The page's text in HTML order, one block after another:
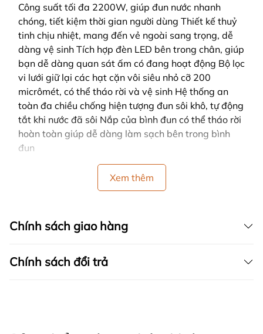
Công suất tối đa 2200W, giúp đun nước nhanh
chóng, tiết kiệm thời gian người dùng Thiết kế thuỷ
tinh chịu nhiệt, mang đến vẻ ngoài sang trọng, dễ
dàng vệ sinh Tích hợp đèn LED bên trong chân, giúp
bạn dễ dàng quan sát ấm có đang hoạt động Bộ lọc
vi lưới giữ lại các hạt cặn vôi siêu nhỏ cỡ 200
micrômét, có thể tháo rời và vệ sinh Hệ thống an
toàn đa chiều chống hiện tượng đun sôi khô, tự động
tắt khi nước đã sôi Nắp của bình đun có thể tháo rời
hoàn toàn giúp dễ dàng làm sạch bên trong bình
đun
Xem thêm
Chính sách giao hàng
Chính sách đổi trả